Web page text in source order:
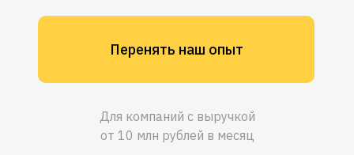
Перенять наш опыт
Для компаний с выручкой
от 10 млн рублей в месяц